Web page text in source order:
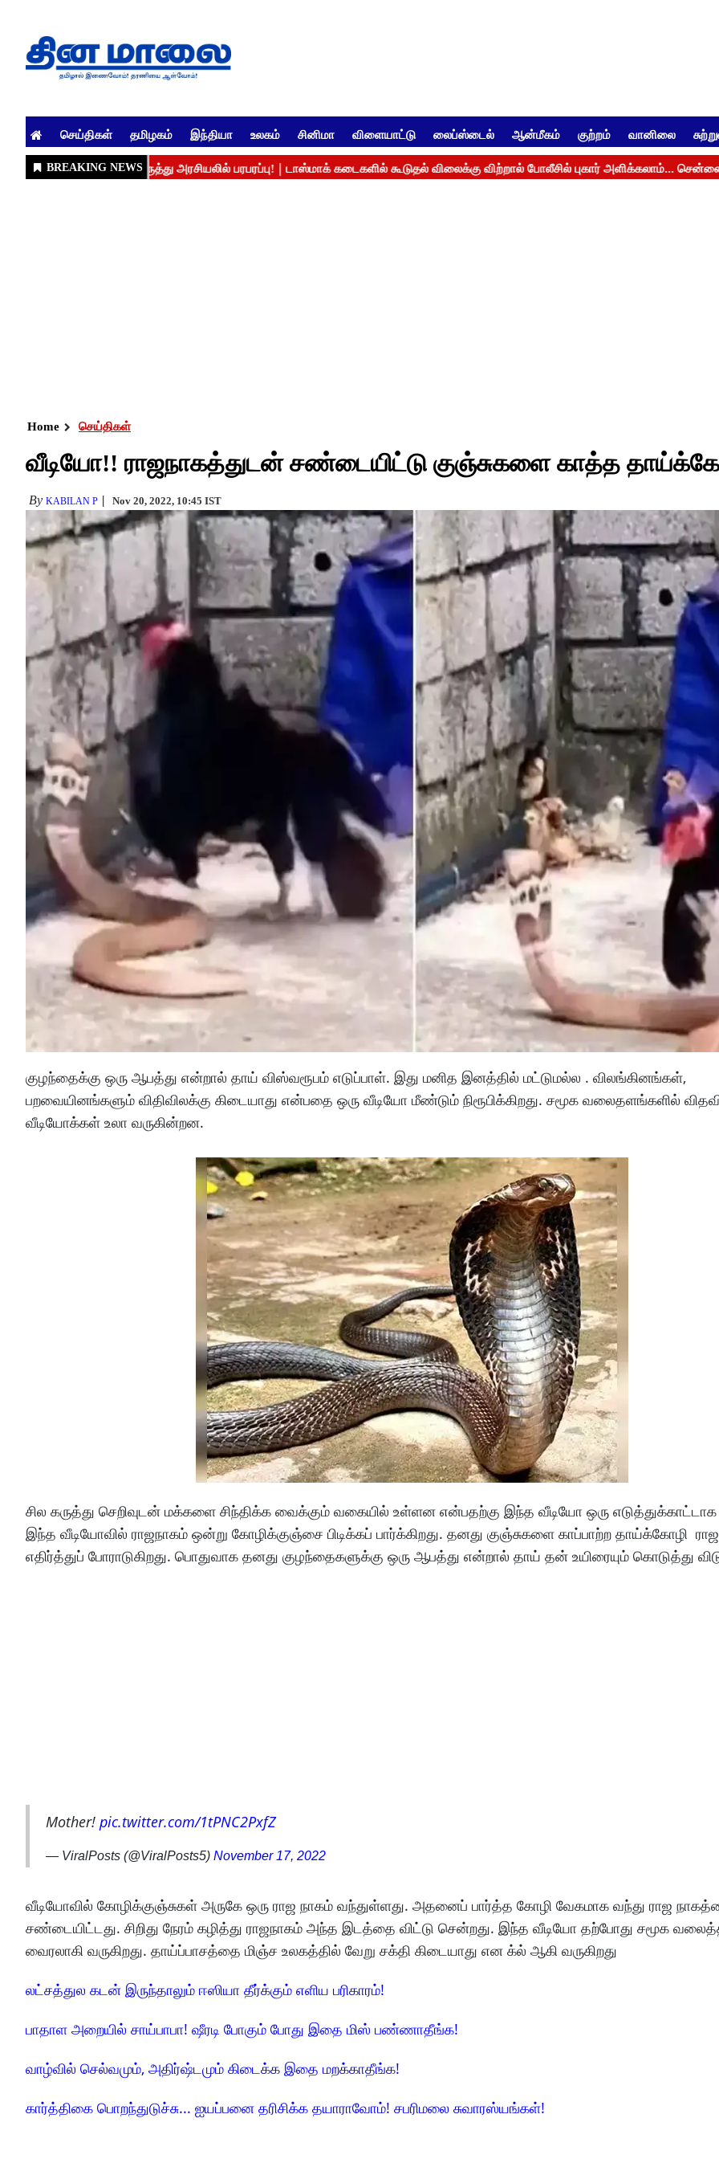
செய்திகள் தமிழகம் இந்தியா உலகம் சினிமா விளையாட்டு லைப்ஸ்டைல் ஆன்மீகம் குற்றம் வானிலை
Home செய்திகள்
வீடியோ!! ராஜநாகத்துடன் சண்டையிட்டு குஞ்சுகளை காத்த
By KABILAN P Nov 20, 2022, 10:45 IST
குழந்தைக்கு ஒரு ஆபத்து என்றால் தாய் விஸ்வரூபம் எடுப்பாள். இது மனித இனத்தில் மட்டுமல்ல . விலங்கினங்கள்,
பறவையினங்களும் விதிவிலக்கு கிடையாது என்பதை ஒரு வீடியோ மீண்டும் நிரூபிக்கிறது. சமூக வலைதளங்களில்
வீடியோக்கள் உலா வருகின்றன.
சில கருத்து செறிவுடன் மக்களை சிந்திக்க வைக்கும் வகையில் உள்ளன என்பதற்கு இந்த வீடியோ ஒரு எடுத்துக்காட்டாக
இந்த வீடியோவில் ராஜநாகம் ஒன்று கோழிக்குஞ்சை பிடிக்கப் பார்க்கிறது. தனது குஞ்சுகளை காப்பாற்ற தாய்க்கோழி
எதிர்த்துப் போராடுகிறது. பொதுவாக தனது குழந்தைகளுக்கு ஒரு ஆபத்து என்றால் தாய் தன் உயிரையும் கொடுத்து
Mother! pic.twitter.com/1tPNC2PxfZ
— ViralPosts (@ViralPosts5) November 17, 2022
வீடியோவில் கோழிக்குஞ்சுகள் அருகே ஒரு ராஜ நாகம் வந்துள்ளது. அதனைப் பார்த்த கோழி வேகமாக வந்து ராஜ
சண்டையிட்டது. சிறிது நேரம் கழித்து ராஜநாகம் அந்த இடத்தை விட்டு சென்றது. இந்த வீடியோ தற்போது சமூக
வைரலாகி வருகிறது. தாய்ப்பாசத்தை மிஞ்ச உலகத்தில் வேறு சக்தி கிடையாது என க்ல் ஆகி வருகிறது
லட்சத்துல கடன் இருந்தாலும் ஈஸியா தீர்க்கும் எளிய பரிகாரம்!
பாதாள அறையில் சாய்பாபா! ஷீரடி போகும் போது இதை மிஸ் பண்ணாதீங்க!
வாழ்வில் செல்வமும், அதிர்ஷ்டமும் கிடைக்க இதை மறக்காதீங்க!
கார்த்திகை பொறந்துடுச்சு... ஐயப்பனை தரிசிக்க தயாராவோம்! சபரிமலை சுவாரஸ்யங்கள்!